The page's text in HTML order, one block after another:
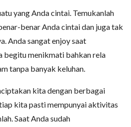
yang Anda cintai. Temukanlah
benar Anda cintai dan juga tak
Anda sangat enjoy saat
begitu menikmati bahkan rela
tanpa banyak keluhan.
kita dengan berbagai
kita pasti mempunyai aktivitas
Saat Anda sudah